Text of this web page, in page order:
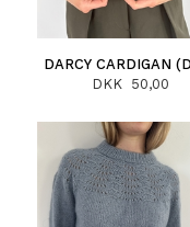
DKK 50,00